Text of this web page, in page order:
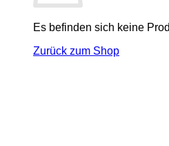
Es befinden sich keine
Zurück zum Shop